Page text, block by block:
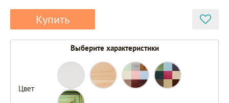
Купить
Выберите характеристики
Цвет